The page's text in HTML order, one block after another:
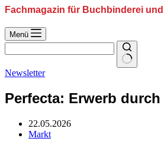
Fachmagazin für Buchbinderei
Menü
Newsletter
Perfecta: Erwerb
22.05.2026
Markt